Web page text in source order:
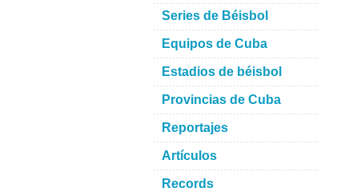
Series de Béisbol
Equipos de Cuba
Estadios de béisbol
Provincias de Cuba
Reportajes
Artículos
Records